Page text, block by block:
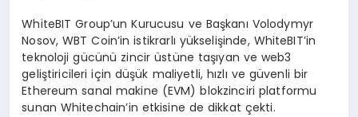
WhiteBIT Group’un Kurucusu ve Başkanı Volodymyr
Nosov, WBT Coin’in istikrarlı yükselişinde, WhiteBIT’in
teknoloji gücünü zincir üstüne taşıyan ve web3
geliştiricileri için düşük maliyetli, hızlı ve güvenli bir
Ethereum sanal makine (EVM) blokzinciri platformu
sunan Whitechain’in etkisine de dikkat çekti.